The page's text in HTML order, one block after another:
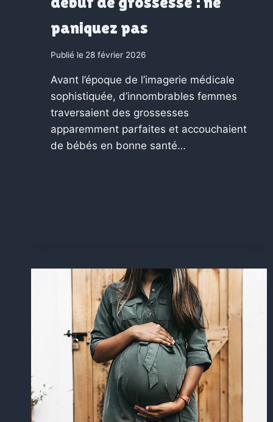
paniquez pas
Publié le 28 février 2026
Avant l’époque de l’imagerie médicale
sophistiquée, d’innombrables femmes
traversaient des grossesses
apparemment parfaites et accouchaient
de bébés en bonne santé…